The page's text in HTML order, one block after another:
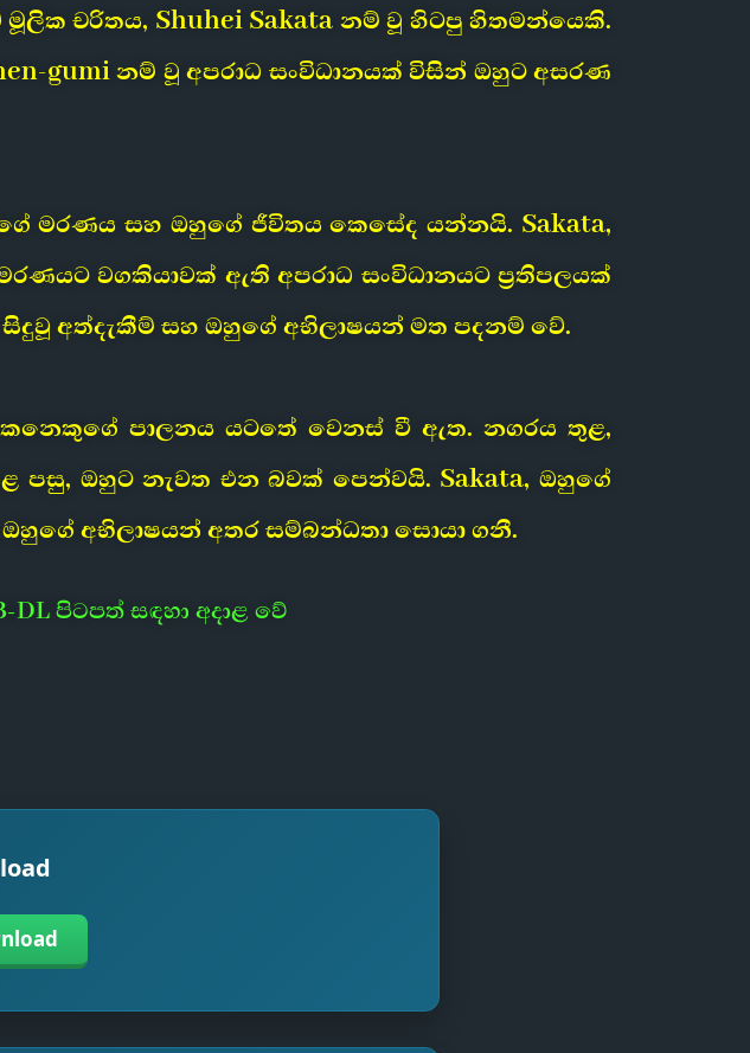
මූලික චරිතය, Shuhei Sakata නම් වූ හිටපු හිතමන්යෙකි.
gumi නම් වූ අපරාධ සංවිධානයක් විසින් ඔහුට අසරණ
මරණය සහ ඔහුගේ ජීවිතය කෙසේද යන්නයි. Sakata,
වගකියාවක් ඇති අපරාධ සංවිධානයට ප්‍රතිපලයක්
අත්දැකීම් සහ ඔහුගේ අභිලාෂයන් මත පදනම් වේ.
පාලනය යටතේ වෙනස් වී ඇත. නගරය තුළ,
පසු, ඔහුට නැවත එන බවක් පෙන්වයි. Sakata, ඔහුගේ
අභිලාෂයන් අතර සම්බන්ධතා සොයා ගනී.
DL පිටපත් සඳහා අදාළ වේ